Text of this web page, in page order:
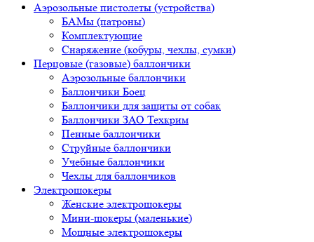
Аэрозольные пистолеты (устройства)
БАМы (патроны)
Комплектующие
Снаряжение (кобуры, чехлы, сумки)
Перцовые (газовые) баллончики
Аэрозольные баллончики
Баллончики Боец
Баллончики для защиты от собак
Баллончики ЗАО Техкрим
Пенные баллончики
Струйные баллончики
Учебные баллончики
Чехлы для баллончиков
Электрошокеры
Женские электрошокеры
Мини-шокеры (маленькие)
Мощные электрошокеры